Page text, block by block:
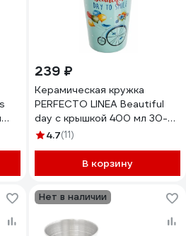
239 ₽
Керамическая кружка
PERFECTO LINEA Beautiful
day с крышкой 400 мл 30-
140121
4.7(11)
В корзину
Нет в наличии